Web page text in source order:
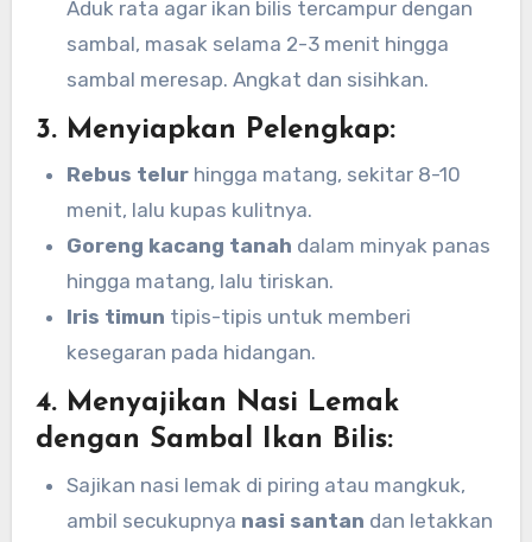
Aduk rata agar ikan bilis tercampur dengan
sambal, masak selama 2-3 menit hingga
sambal meresap. Angkat dan sisihkan.
3. Menyiapkan Pelengkap:
Rebus telurhingga matang, sekitar 8-10
menit, lalu kupas kulitnya.
Goreng kacang tanah dalam minyak panas
hingga matang, lalu tiriskan.
Iris timun tipis-tipis untuk memberi
kesegaran pada hidangan.
4. Menyajikan Nasi Lemak
dengan Sambal Ikan Bilis:
Sajikan nasi lemak di piring atau mangkuk,
ambil secukupnya nasi santan dan letakkan